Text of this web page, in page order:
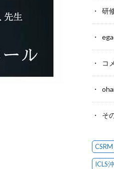
研
コ
そ
CSRM
ICLS